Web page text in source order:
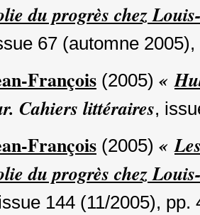
du progrès chez
67 (automne
François (2005) «
Cahiers littéraires,
François (2005) «
du progrès chez
144 (11/2005), pp.